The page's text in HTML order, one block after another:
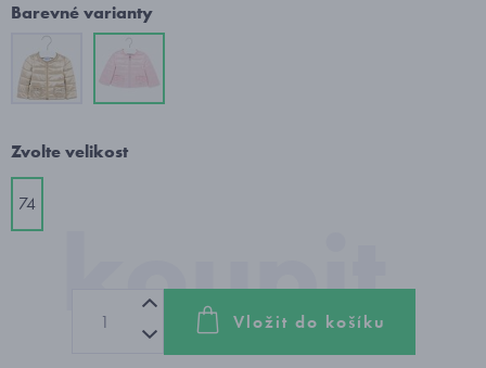
Barevné varianty
Zvolte velikost
74
Vložit do košíku